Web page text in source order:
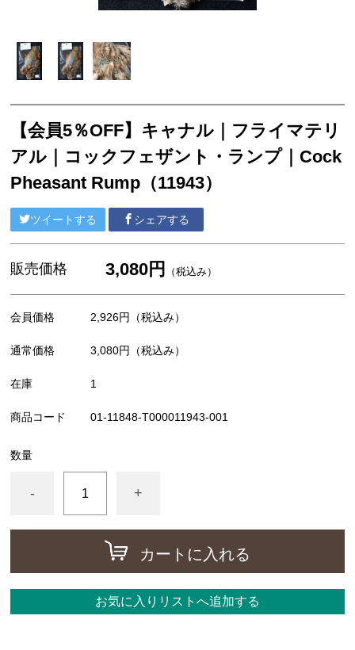
レザーチェーン
レザーシース
交換用ネット
ウェーディングギア
ウェーダー
ウェーディングシューズ
ウェア・アクセサリー
ヘッドギア
フライ・ルアーケース
アウトレット
ケース
フライマテリアル
ギア・アクセサリー
【会員5％OFF】キャナル｜フライマテリ
アル｜コックフェザント・ランプ｜Cock
Pheasant Rump（11943）
ツイートする シェアする
販売価格 3,080円 （税込み）
会員価格 2,926円 （税込み）
通常価格 3,080円 （税込み）
在庫 1
商品コード 01-11848-T000011943-001
数量
- +
カートに入れる
お気に入りリストへ追加する